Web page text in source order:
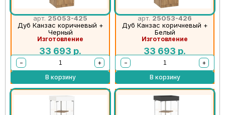
арт.25053-425
Дуб Канзас коричневый +
Черный
Изготовление
33 693 р.
−
+
В корзину
арт.25053-426
Дуб Канзас коричневый +
Белый
Изготовление
33 693 р.
−
+
В корзину